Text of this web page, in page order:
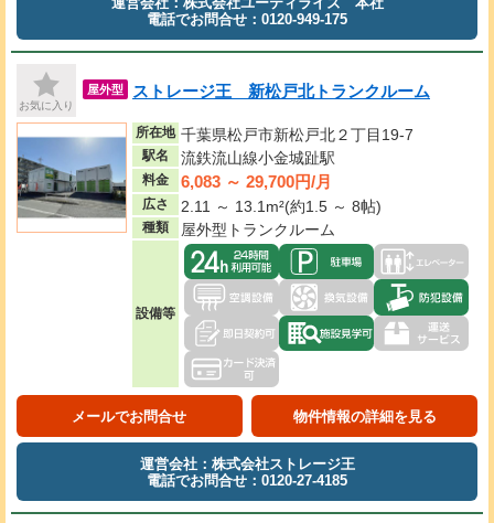
電話でお問合せ：0120-949-175
お気に入り
屋外型 ストレージ王 新松戸北トランクルーム
所在地 千葉県松戸市新松戸北２丁目19-7
駅名 流鉄流山線小金城趾駅
料金 6,083 ～ 29,700円/月
広さ 2.11 ～ 13.1m²(約1.5 ～ 8帖)
種類 屋外型トランクルーム
設備等
メールでお問合せ 物件情報の詳細を見る
運営会社：株式会社ストレージ王
電話でお問合せ：0120-27-4185